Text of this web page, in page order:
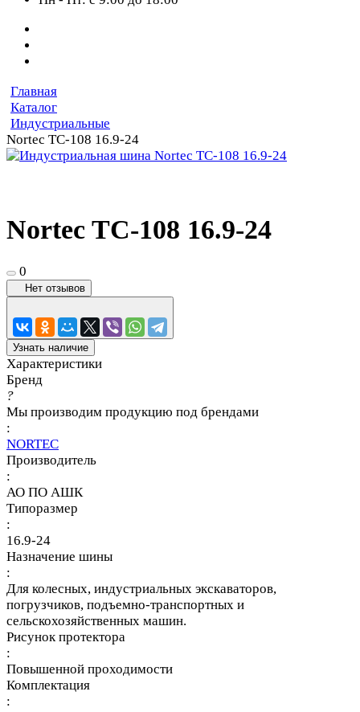
Главная
Каталог
Индустриальные
Nortec TC-108 16.9-24
Nortec TC-108 16.9-24
0
Нет отзывов
Узнать наличие
Характеристики
Бренд
?
Мы производим продукцию под брендами
:
NORTEC
Производитель
:
АО ПО АШК
Типоразмер
:
16.9-24
Назначение шины
:
Для колесных, индустриальных экскаваторов,
погрузчиков, подъемно-транспортных и
сельскохозяйственных машин.
Рисунок протектора
:
Повышенной проходимости
Комплектация
: